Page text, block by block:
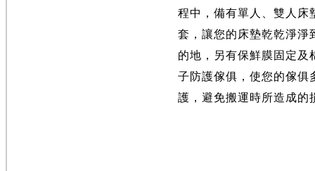
程中，備有單人、雙人床
套，讓您的床墊乾乾淨淨
的地，另有保鮮膜固定及
子防護傢俱，使您的傢俱
護，避免搬運時所造成的